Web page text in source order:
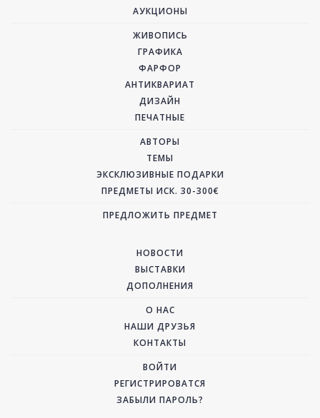
АУКЦИОНЫ
ЖИВОПИСЬ
ГРАФИКА
ФАРФОР
АНТИКВАРИАТ
ДИЗАЙН
ПЕЧАТНЫЕ
АВТОРЫ
ТЕМЫ
ЭКСКЛЮЗИВНЫЕ ПОДАРКИ
ПРЕДМЕТЫ ИСК. 30-300€
ПРЕДЛОЖИТЬ ПРЕДМЕТ
НОВОСТИ
ВЫСТАВКИ
ДОПОЛНЕНИЯ
О НАС
НАШИ ДРУЗЬЯ
КОНТАКТЫ
ВОЙТИ
РЕГИСТРИРОВАТСЯ
ЗАБЫЛИ ПАРОЛЬ?